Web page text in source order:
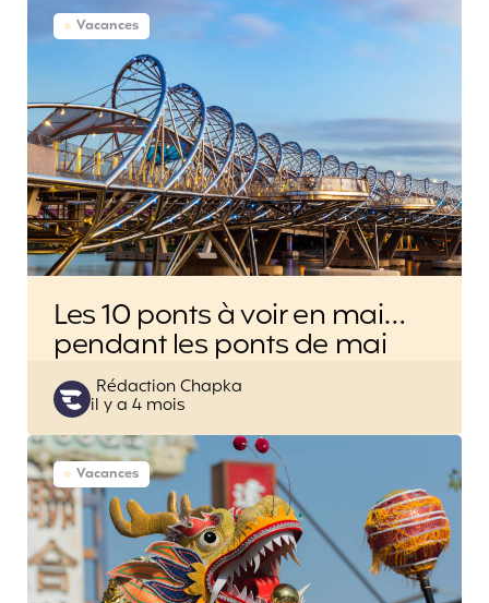
Vacances
Les 10 ponts à voir en mai…
pendant les ponts de mai
Posted
by
Rédaction Chapka
il y a 4 mois
Vacances